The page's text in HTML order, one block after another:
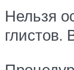
Нельзя
глистов.